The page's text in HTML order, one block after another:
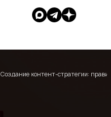
Создание контент-стратегии: